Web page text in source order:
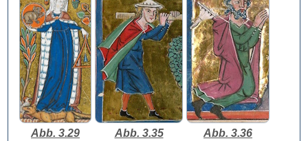
Abb. 3.29 Abb. 3.35
Abb. 3.36